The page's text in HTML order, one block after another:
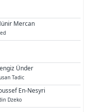
Mercan
Ünder
Tadic
En-Nesyri
Dzeko